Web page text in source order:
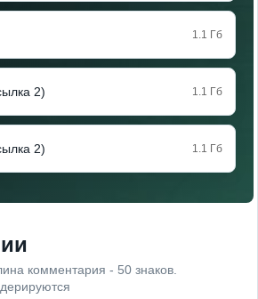
1.1 Гб
2) 1.1 Гб
2) 1.1 Гб
комментария - 50 знаков.